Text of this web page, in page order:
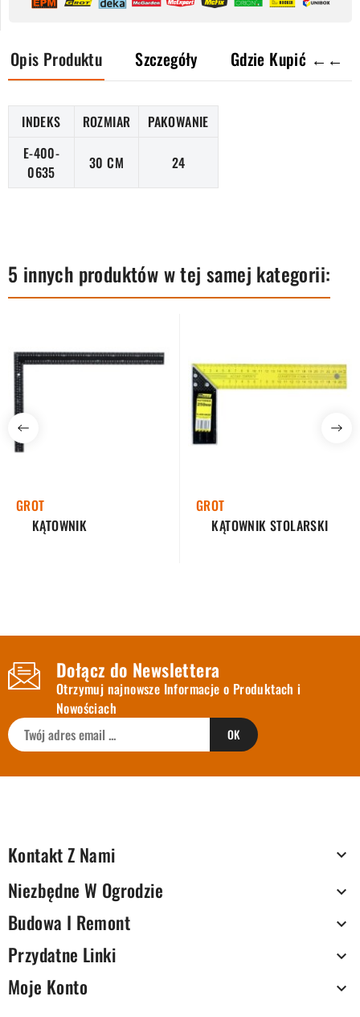
Opis Produktu Szczegóły Gdzie Kupić ←←
INDEKS ROZMIAR
PAKOWANIE
E-400-
0635
30 CM 24
5 innych produktów w tej samej kategorii:
GROT
KĄTOWNIK
GROT
KĄTOWNIK STOLARSKI
Dołącz do Newslettera
Otrzymuj najnowsze Informacje o Produktach i
Nowościach
Kontakt Z Nami 
Niezbędne W Ogrodzie 
Budowa I Remont 
Przydatne Linki 
Moje Konto 